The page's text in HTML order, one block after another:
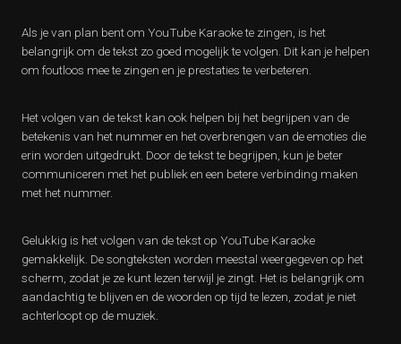
Als je van plan bent om YouTube Karaoke te zingen, is het
belangrijk om de tekst zo goed mogelijk te volgen. Dit kan je helpen
om foutloos mee te zingen en je prestaties te verbeteren.
Het volgen van de tekst kan ook helpen bij het begrijpen van de
betekenis van het nummer en het overbrengen van de emoties die
erin worden uitgedrukt. Door de tekst te begrijpen, kun je beter
communiceren met het publiek en een betere verbinding maken
met het nummer.
Gelukkig is het volgen van de tekst op YouTube Karaoke
gemakkelijk. De songteksten worden meestal weergegeven op het
scherm, zodat je ze kunt lezen terwijl je zingt. Het is belangrijk om
aandachtig te blijven en de woorden op tijd te lezen, zodat je niet
achterloopt op de muziek.